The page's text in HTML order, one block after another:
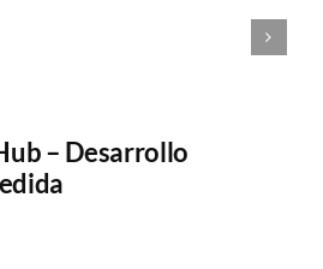
– Desarrollo